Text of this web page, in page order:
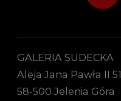
GALERIA SUDECKA
Aleja Jana Pawła II 51
58-500 Jelenia Góra